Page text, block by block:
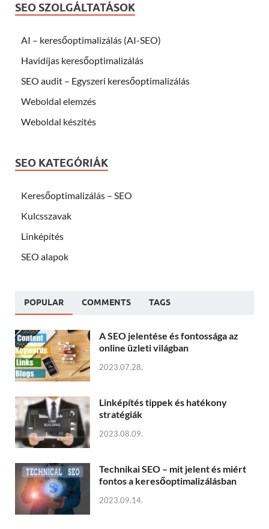
SEO SZOLGÁLTATÁSOK
AI – keresőoptimalizálás (AI-SEO)
Havidíjas keresőoptimalizálás
SEO audit – Egyszeri keresőoptimalizálás
Weboldal elemzés
Weboldal készítés
SEO KATEGÓRIÁK
Keresőoptimalizálás – SEO
Kulcsszavak
Linképítés
SEO alapok
POPULAR COMMENTS TAGS
A SEO jelentése és fontossága az
online üzleti világban
2023.07.28.
Linképítés tippek és hatékony
stratégiák
2023.08.09.
Technikai SEO – mit jelent és miért
fontos a keresőoptimalizálásban
2023.09.14.